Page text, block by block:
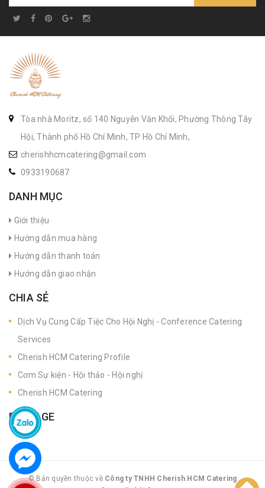
Tòa nhà Moritz, số 140 Nguyễn Văn Khối, Phường Thông Tây
Hội, Thành phố Hồ Chí Minh, TP Hồ Chí Minh,
cherishhcmcatering@gmail.com
0933190687
DANH MỤC
Giới thiệu
Hướng dẫn mua hàng
Hướng dẫn thanh toán
Hướng dẫn giao nhận
CHIA SẺ
Dịch Vụ Cung Cấp Tiệc Cho Hội Nghị - Conference Catering
Services
Cherish HCM Catering Profile
Cơm Sự kiện - Hội thảo - Hội nghị
Cherish HCM Catering
FANPAGE
© Bản quyền thuộc về Công ty TNHH Cherish HCM Catering